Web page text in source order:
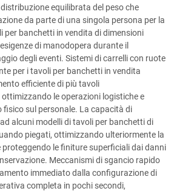
equilibrata del peso che
da parte di una singola persona per la
per banchetti in vendita di dimensioni
di manodopera durante il
degli eventi. Sistemi di carrelli con ruote
per i tavoli per banchetti in vendita
efficiente di più tavoli
le operazioni logistiche e
sul personale. La capacità di
alcuni modelli di tavoli per banchetti di
piegati, ottimizzando ulteriormente la
le finiture superficiali dai danni
Meccanismi di sgancio rapido
immediato dalla configurazione di
completa in pochi secondi,